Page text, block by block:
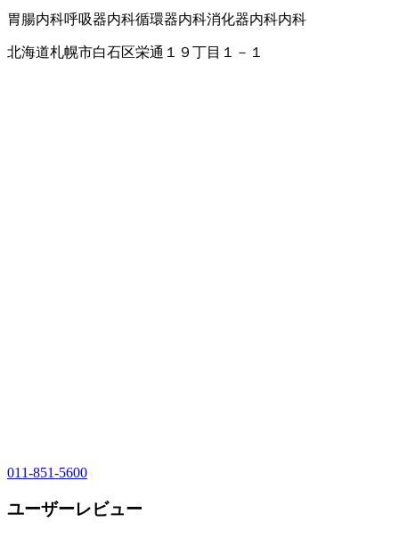
胃腸内科呼吸器内科循環器内科消化器内科内科
北海道札幌市白石区栄通１９丁目１－１
011-851-5600
ユーザーレビュー